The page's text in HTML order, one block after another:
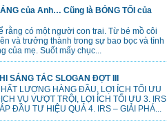
của Anh… Cũng là BÓNG TỐI của
rằng có một người con trai. Từ bé mồ côi
và trưởng thành trong sự bao bọc và tình
của mẹ. Suốt mấy chục...
SÁNG TÁC SLOGAN ĐỢT III
LƯỢNG HÀNG ĐẦU, LỢI ÍCH TỐI ƯU
VỤ VƯỢT TRỘI, LỢI ÍCH TỐI ƯU 3. IRS
ĐẦU TƯ HIỆU QUẢ 4. IRS – GIẢI PHÁ...